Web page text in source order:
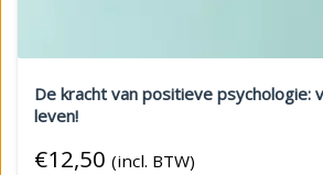
De kracht van positieve psychologie:
leven!
€12,50 (incl. BTW)